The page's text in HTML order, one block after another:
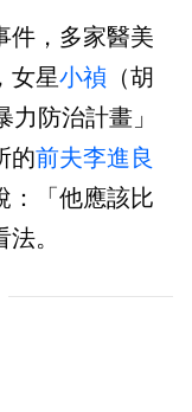
件，多家醫美
女星小禎 （胡
防治計畫」
的前夫李進良
：「他應該比
。